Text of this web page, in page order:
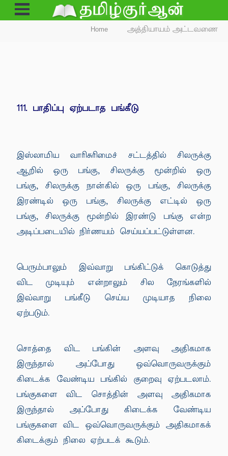
Open
Menu
Home அத்தியாயம் அட்டவணை
111. பாதிப்பு ஏற்படாத பங்கீடு
இஸ்லாமிய வாரிசுரிமைச் சட்டத்தில் சிலருக்கு
ஆறில் ஒரு பங்கு, சிலருக்கு மூன்றில் ஒரு
பங்கு, சிலருக்கு நான்கில் ஒரு பங்கு, சிலருக்கு
இரண்டில் ஒரு பங்கு, சிலருக்கு எட்டில் ஒரு
பங்கு, சிலருக்கு மூன்றில் இரண்டு பங்கு என்ற
அடிப்படையில் நிர்ணயம் செய்யப்பட்டுள்ளன.
பெரும்பாலும் இவ்வாறு பங்கிட்டுக் கொடுத்து
விட முடியும் என்றாலும் சில நேரங்களில்
இவ்வாறு பங்கீடு செய்ய முடியாத நிலை
ஏற்படும்.
சொத்தை விட பங்கின் அளவு அதிகமாக
இருந்தால் அப்போது ஒவ்வொருவருக்கும்
கிடைக்க வேண்டிய பங்கில் குறைவு ஏற்படலாம்.
பங்குகளை விட சொத்தின் அளவு அதிகமாக
இருந்தால் அப்போது கிடைக்க வேண்டிய
பங்குகளை விட ஒவ்வொருவருக்கும் அதிகமாகக்
கிடைக்கும் நிலை ஏற்படக் கூடும்.